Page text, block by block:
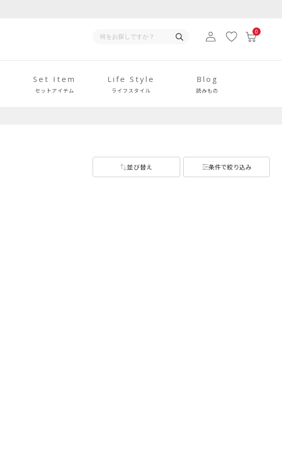
0
Set Item
セットアイテム
Life Style
ライフスタイル
Blog
読みもの
並び替え 条件で絞り込み